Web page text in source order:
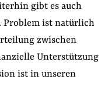
gibt es auch
Problem ist natürlich
zwischen
Unterstützung
ist in unseren